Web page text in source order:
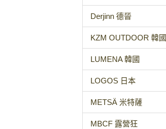
Derjinn 德晉
KZM OUTDOOR 韓國
LUMENA 韓國
LOGOS 日本
METSÄ 米特薩
MBCF 露營狂